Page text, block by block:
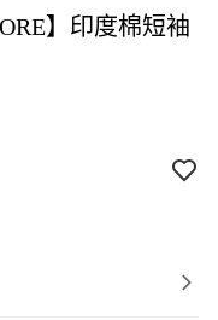
】印度棉短袖